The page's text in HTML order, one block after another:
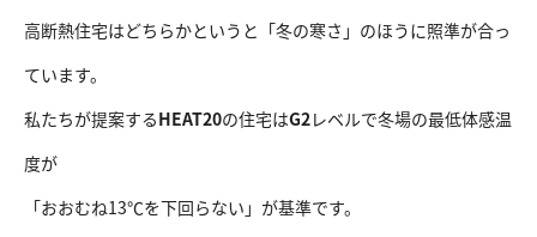
高断熱住宅はどちらかというと「冬の寒さ」のほうに照準が合っ
ています。
私たちが提案するHEAT20の住宅はG2レベルで冬場の最低体感温
度が
「おおむね13℃を下回らない」が基準です。